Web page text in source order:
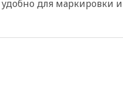
для маркировки и